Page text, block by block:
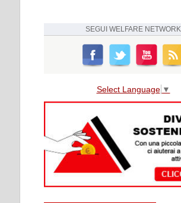
SEGUI WELFARE NETWORK
Select Language ▼